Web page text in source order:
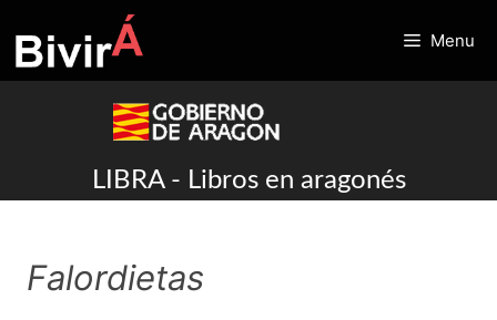
to
content
Menu
LIBRA - Libros en aragonés
Falordietas